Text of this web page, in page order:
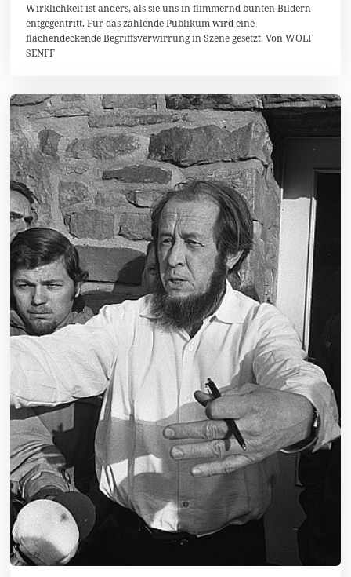
l
2
0
Wirklichkeit ist anders, als sie uns in flimmernd bunten Bildern
entgegentritt. Für das zahlende Publikum wird eine
flächendeckende Begriffsverwirrung in Szene gesetzt. Von WOLF
SENFF